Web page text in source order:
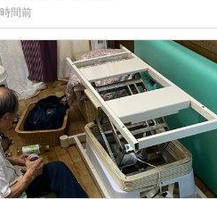
解です！色々と許してくださ
ポ
ス
ト
数
ね
数
間前